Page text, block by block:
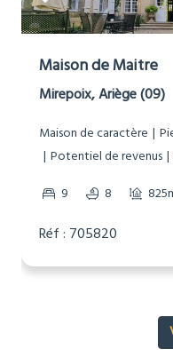
Moulin
Brousses-et-Villaret,
Bord de Rivière
Grand terrain (1Ha+)
Potentiel de revenus